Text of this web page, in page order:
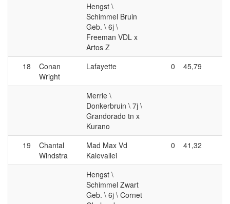
Hengst \
Schimmel Bruin
Geb. \ 6j \
Freeman VDL x
Artos Z
18
Conan
Wright
Lafayette 0 45,79
Merrie \
Donkerbruin \ 7j \
Grandorado tn x
Kurano
19
Chantal
Windstra
Mad Max Vd
Kalevallei
0 41,32
Hengst \
Schimmel Zwart
Geb. \ 6j \ Cornet